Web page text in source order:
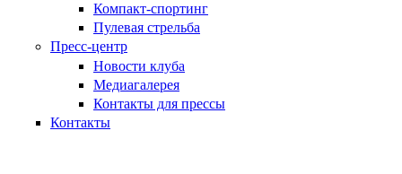
Компакт-спортинг
Пулевая стрельба
Пресс-центр
Новости клуба
Медиагалерея
Контакты для прессы
Контакты